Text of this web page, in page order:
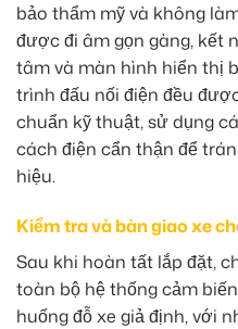
bảo thẩm mỹ và không
được đi âm gọn gàng, kết
tâm và màn hình hiển thị
trình đấu nối điện đều
chuẩn kỹ thuật, sử dụng
cách điện cẩn thận để
hiệu.
Kiểm tra và bàn giao xe
Sau khi hoàn tất lắp đặt,
toàn bộ hệ thống cảm
huống đỗ xe giả định, với